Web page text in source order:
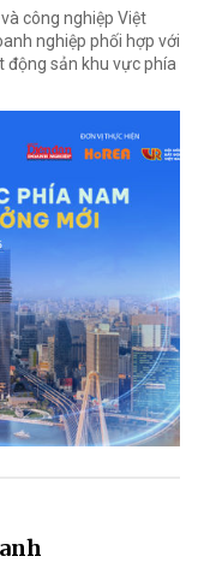
công nghiệp Việt
nghiệp phối hợp với
động sản khu vực phía